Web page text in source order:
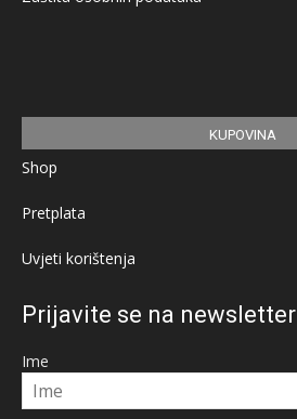
KUPOVINA
Shop
Pretplata
Uvjeti korištenja
Prijavite se na newsletter
Ime